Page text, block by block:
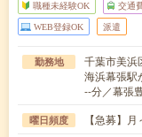
職種未経験OK 交通
WEB登録OK 派遣
勤務地
千葉市美浜
海浜幕張駅
--分／幕張
曜日頻度 【急募】